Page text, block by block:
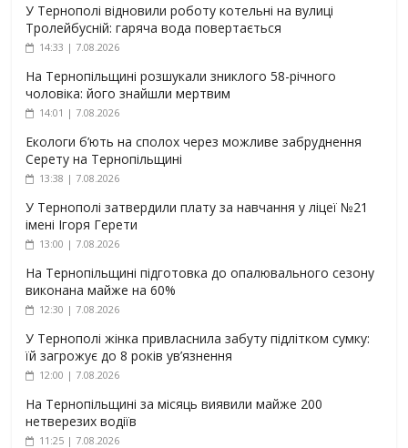
У Тернополі відновили роботу котельні на вулиці
Тролейбусній: гаряча вода повертається
14:33 | 7.08.2026
На Тернопільщині розшукали зниклого 58-річного
чоловіка: його знайшли мертвим
14:01 | 7.08.2026
Екологи б’ють на сполох через можливе забруднення
Серету на Тернопільщині
13:38 | 7.08.2026
У Тернополі затвердили плату за навчання у ліцеї №21
імені Ігоря Герети
13:00 | 7.08.2026
На Тернопільщині підготовка до опалювального сезону
виконана майже на 60%
12:30 | 7.08.2026
У Тернополі жінка привласнила забуту підлітком сумку:
їй загрожує до 8 років ув’язнення
12:00 | 7.08.2026
На Тернопільщині за місяць виявили майже 200
нетверезих водіїв
11:25 | 7.08.2026